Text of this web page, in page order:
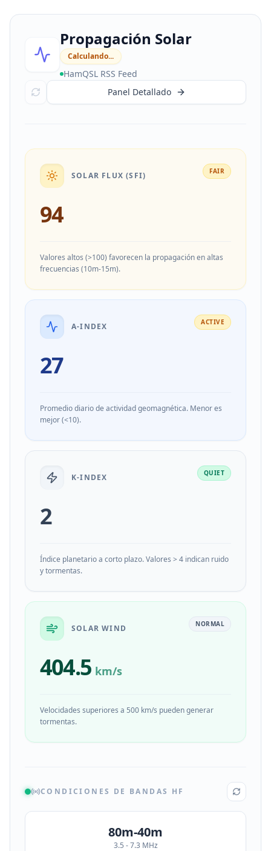
Propagación Solar
Calculando...
HamQSL RSS Feed
Panel Detallado
SOLAR FLUX (SFI) FAIR
94
Valores altos (>100) favorecen la propagación en altas
frecuencias (10m-15m).
A-INDEX ACTIVE
27
Promedio diario de actividad geomagnética. Menor es
mejor (<10).
K-INDEX QUIET
2
Índice planetario a corto plazo. Valores > 4 indican ruido
y tormentas.
SOLAR WIND NORMAL
404.5 km/s
Velocidades superiores a 500 km/s pueden generar
tormentas.
CONDICIONES DE BANDAS HF
80m-40m
3.5 - 7.3 MHz